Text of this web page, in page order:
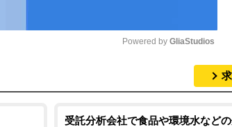
t
Powered by GliaStudios
受託分析会社で食品や環境水など